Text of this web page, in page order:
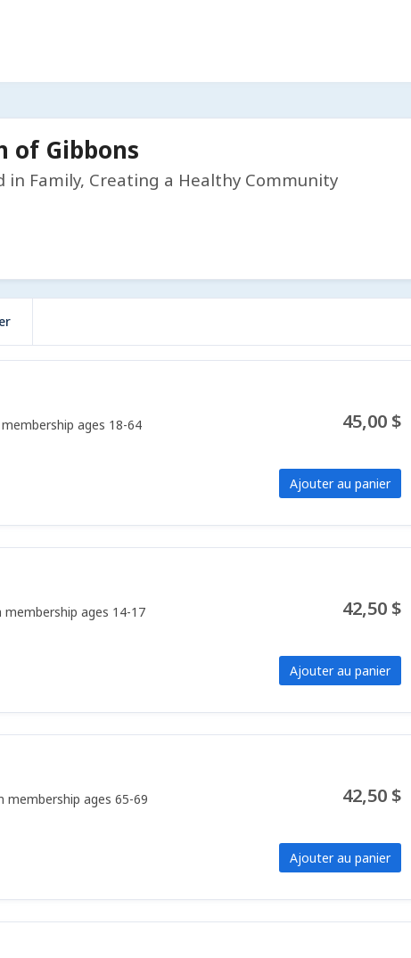
of Gibbons
in Family, Creating a Healthy Community
ages 18-64 45,00 $
Ajouter au panier
ages 14-17 42,50 $
Ajouter au panier
membership ages 65-69 42,50 $
Ajouter au panier